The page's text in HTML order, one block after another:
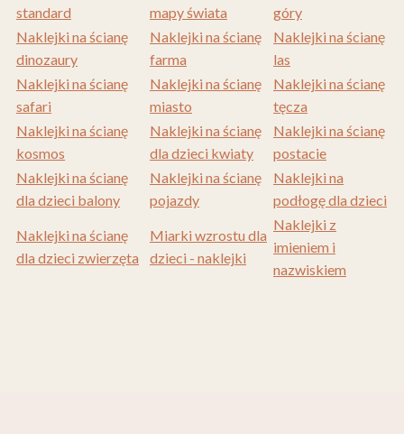
standard
mapy świata
góry
Naklejki na ścianę
dinozaury
Naklejki na ścianę
farma
Naklejki na ścianę
las
Naklejki na ścianę
safari
Naklejki na ścianę
miasto
Naklejki na ścianę
tęcza
Naklejki na ścianę
kosmos
Naklejki na ścianę
dla dzieci kwiaty
Naklejki na ścianę
postacie
Naklejki na ścianę
dla dzieci balony
Naklejki na ścianę
pojazdy
Naklejki na
podłogę dla dzieci
Naklejki na ścianę
dla dzieci zwierzęta
Miarki wzrostu dla
dzieci - naklejki
Naklejki z
imieniem i
nazwiskiem